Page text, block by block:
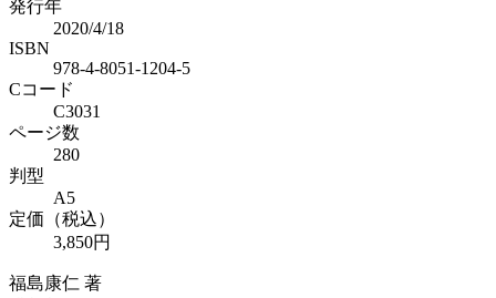
発行年
2020/4/18
ISBN
978-4-8051-1204-5
Cコード
C3031
ページ数
280
判型
A5
定価（税込）
3,850円
福島康仁 著